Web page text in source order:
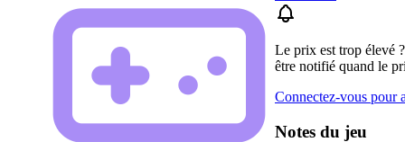
Le prix est trop élevé
être notifié quand le
Connectez-vous pour
Notes du jeu